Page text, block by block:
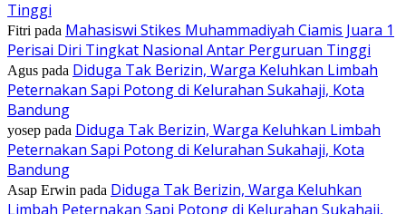
Tinggi
Fitri pada Mahasiswi Stikes Muhammadiyah Ciamis Juara 1
Perisai Diri Tingkat Nasional Antar Perguruan Tinggi
Agus pada Diduga Tak Berizin, Warga Keluhkan Limbah
Peternakan Sapi Potong di Kelurahan Sukahaji, Kota
Bandung
yosep pada Diduga Tak Berizin, Warga Keluhkan Limbah
Peternakan Sapi Potong di Kelurahan Sukahaji, Kota
Bandung
Asap Erwin pada Diduga Tak Berizin, Warga Keluhkan
Limbah Peternakan Sapi Potong di Kelurahan Sukahaji,